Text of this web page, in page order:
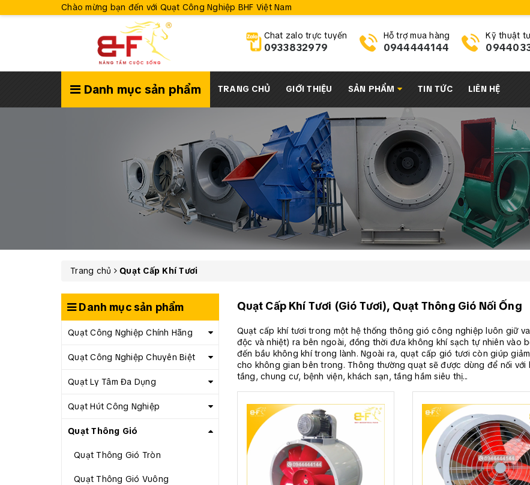
Chào mừng bạn đến với Quạt Công Nghiệp BHF Việt Nam
Chat zalo trực tuyến
0933832979
Hỗ trợ mua hàng
0944444144
Kỹ thuật
Danh mục sản phẩm TRANG CHỦ GIỚI THIỆU SẢN PHẨM TIN TỨC LIÊN HỆ
Trang chủ Quạt Cấp Khí Tươi
Quạt Cấp Khí Tươi (Gió Tươi), Quạt Thông Gió Nối Ống
Quạt cấp khí tươi trong một hệ thống thông gió công nghiệp luôn giữ
độc và nhiệt) ra bên ngoài, đồng thời đưa không khí sạch tự nhiên vào
đến bầu không khí trong lành. Ngoài ra, quạt cấp gió tươi còn giúp
cho không gian bên trong. Thông thường quạt sẽ được dùng để nối
tầng, chung cư, bệnh viện, khách sạn, tầng hầm siêu thị...
Danh mục sản phẩm
Quạt Công Nghiệp Chính Hãng
Quạt Công Nghiệp Chuyên Biệt
Quạt Ly Tâm Đa Dụng
Quạt Hút Công Nghiệp
Quạt Thông Gió
Quạt Thông Gió Tròn
Quạt Thông Gió Vuông